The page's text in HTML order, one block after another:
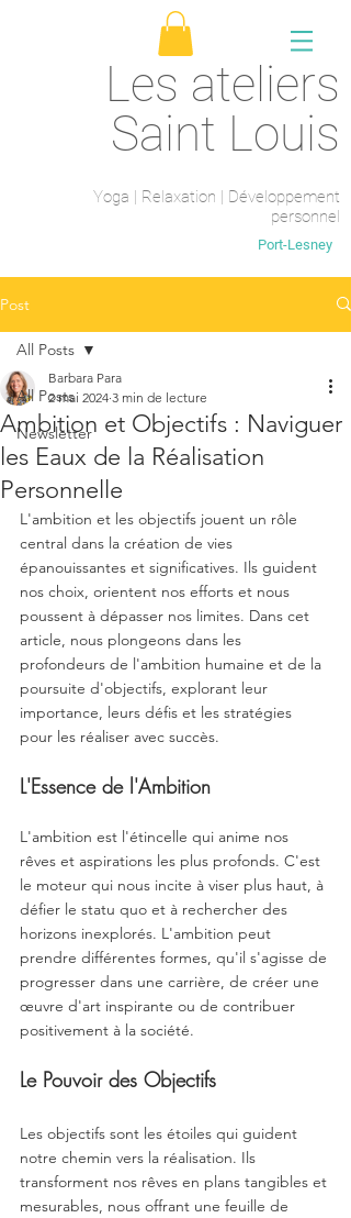
Les ateliers
Saint Louis
Yoga | Relaxation | Développement
personnel
Port-Lesney
Post
All Posts
Newsletter
All Posts
Ambition et Objectifs : Naviguer
les Eaux de la Réalisation
Personnelle
Barbara Para
2 mai 2024 3 min de lecture
L'ambition et les objectifs jouent un rôle
central dans la création de vies
épanouissantes et significatives. Ils guident
nos choix, orientent nos efforts et nous
poussent à dépasser nos limites. Dans cet
article, nous plongeons dans les
profondeurs de l'ambition humaine et de la
poursuite d'objectifs, explorant leur
importance, leurs défis et les stratégies
pour les réaliser avec succès.
L'Essence de l'Ambition
L'ambition est l'étincelle qui anime nos
rêves et aspirations les plus profonds. C'est
le moteur qui nous incite à viser plus haut, à
défier le statu quo et à rechercher des
horizons inexplorés. L'ambition peut
prendre différentes formes, qu'il s'agisse de
progresser dans une carrière, de créer une
œuvre d'art inspirante ou de contribuer
positivement à la société.
Le Pouvoir des Objectifs
Les objectifs sont les étoiles qui guident
notre chemin vers la réalisation. Ils
transforment nos rêves en plans tangibles et
mesurables, nous offrant une feuille de